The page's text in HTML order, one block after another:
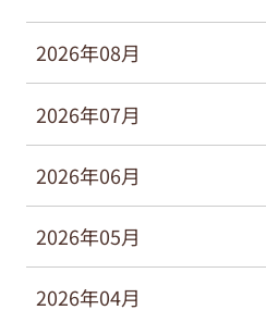
2026年08月
2026年07月
2026年06月
2026年05月
2026年04月